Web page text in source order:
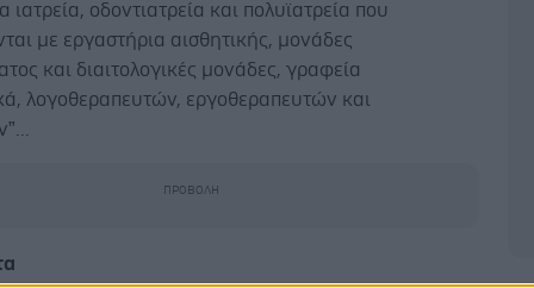
ιατρεία, οδοντιατρεία και πολυϊατρεία που
με εργαστήρια αισθητικής, μονάδες
και διαιτολογικές μονάδες, γραφεία
λογοθεραπευτών, εργοθεραπευτών και